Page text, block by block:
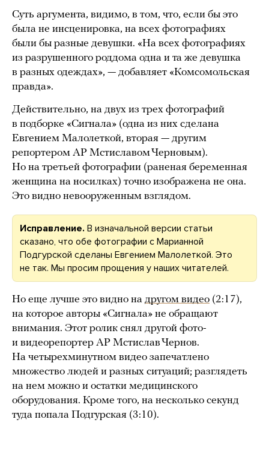
Суть аргумента, видимо, в том, что, если бы это
была не инсценировка, на всех фотографиях
были бы разные девушки. «На всех фотографиях
из разрушенного роддома одна и та же девушка
в разных одеждах», — добавляет «Комсомольская
правда».
Действительно, на двух из трех фотографий
в подборке «Сигнала» (одна из них сделана
Евгением Малолеткой, вторая — другим
репортером AP Мстиславом Черновым).
Но на третьей фотографии (раненая беременная
женщина на носилках) точно изображена не она.
Это видно невооруженным взглядом.
Исправление. В изначальной версии статьи
сказано, что обе фотографии с Марианной
Подгурской сделаны Евгением Малолеткой. Это
не так. Мы просим прощения у наших читателей.
Но еще лучше это видно на другом видео (2:17),
на которое авторы «Сигнала» не обращают
внимания. Этот ролик снял другой фото-
и видеорепортер AP Мстислав Чернов.
На четырехминутном видео запечатлено
множество людей и разных ситуаций; разглядеть
на нем можно и остатки медицинского
оборудования. Кроме того, на несколько секунд
туда попала Подгурская (3:10).